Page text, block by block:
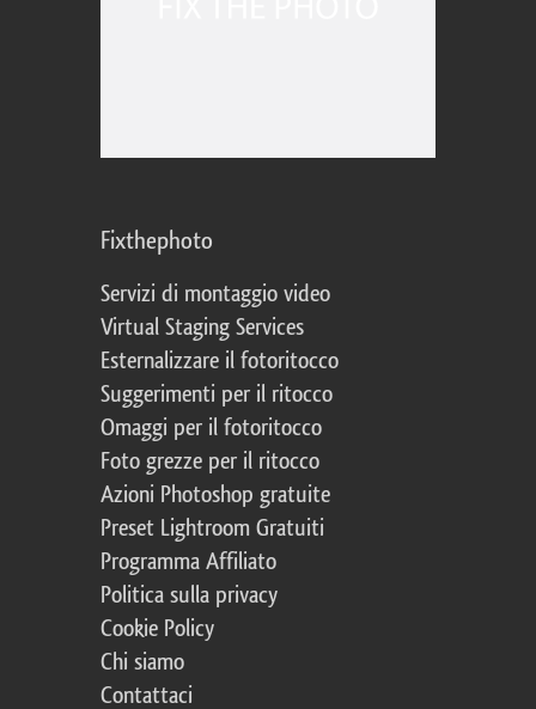
Fixthephoto
Servizi di montaggio video
Virtual Staging Services
Esternalizzare il fotoritocco
Suggerimenti per il ritocco
Omaggi per il fotoritocco
Foto grezze per il ritocco
Azioni Photoshop gratuite
Preset Lightroom Gratuiti
Programma Affiliato
Politica sulla privacy
Cookie Policy
Chi siamo
Contattaci